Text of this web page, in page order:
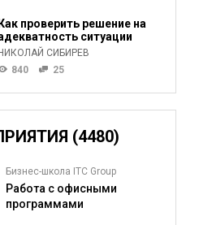
Как проверить решение на
ситуации
НИКОЛАЙ СИБИРЕВ
840
25
(4480)
Бизнес-школа ITC Group
Работа с офисными
программами